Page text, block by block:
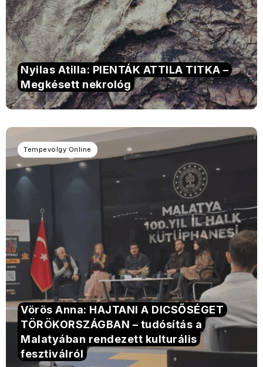
Nyilas Atilla: PIENTÁK ATTILA TITKA –
Megkésett nekrológ
Tempevölgy Online
Vörös Anna: HAJTANI A DICSŐSÉGET
TÖRÖKORSZÁGBAN – tudósítás a
Malatyában rendezett kulturális
fesztiválról